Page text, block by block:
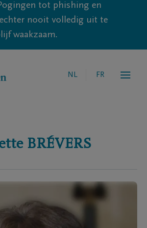
tot phishing en
nooit volledig uit te
waakzaam.
NL FR
BRÉVERS